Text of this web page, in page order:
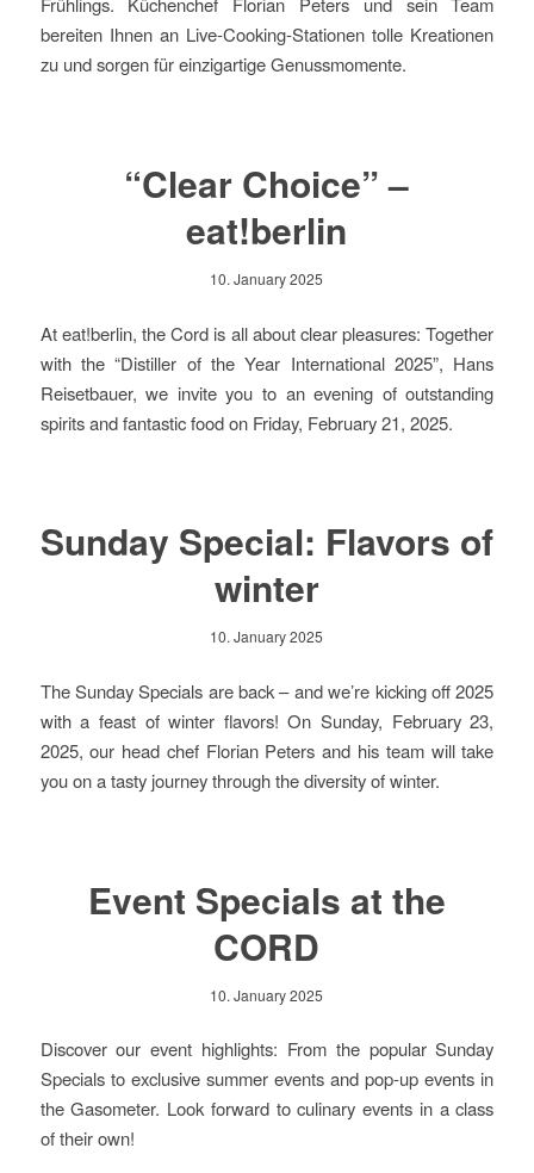
bereiten Ihnen an Live-Cooking-Stationen tolle Kreationen
zu und sorgen für einzigartige Genussmomente.
“Clear Choice” –
eat!berlin
10. January 2025
At eat!berlin, the Cord is all about clear pleasures: Together
with the “Distiller of the Year International 2025”, Hans
Reisetbauer, we invite you to an evening of outstanding
spirits and fantastic food on Friday, February 21, 2025.
Sunday Special: Flavors of
winter
10. January 2025
The Sunday Specials are back – and we’re kicking off 2025
with a feast of winter flavors! On Sunday, February 23,
2025, our head chef Florian Peters and his team will take
you on a tasty journey through the diversity of winter.
Event Specials at the
CORD
10. January 2025
Discover our event highlights: From the popular Sunday
Specials to exclusive summer events and pop-up events in
the Gasometer. Look forward to culinary events in a class
of their own!